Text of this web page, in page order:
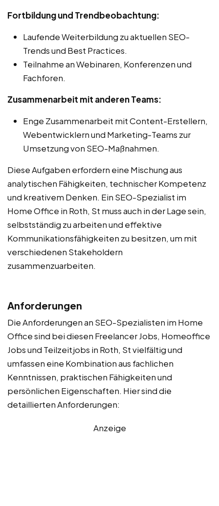
Fortbildung und Trendbeobachtung:
Laufende Weiterbildung zu aktuellen SEO-
Trends und Best Practices.
Teilnahme an Webinaren, Konferenzen und
Fachforen.
Zusammenarbeit mit anderen Teams:
Enge Zusammenarbeit mit Content-Erstellern,
Webentwicklern und Marketing-Teams zur
Umsetzung von SEO-Maßnahmen.
Diese Aufgaben erfordern eine Mischung aus
analytischen Fähigkeiten, technischer Kompetenz
und kreativem Denken. Ein SEO-Spezialist im
Home Office in Roth, St muss auch in der Lage sein,
selbstständig zu arbeiten und effektive
Kommunikationsfähigkeiten zu besitzen, um mit
verschiedenen Stakeholdern
zusammenzuarbeiten.
Anforderungen
Die Anforderungen an SEO-Spezialisten im Home
Office sind bei diesen Freelancer Jobs, Homeoffice
Jobs und Teilzeitjobs in Roth, St vielfältig und
umfassen eine Kombination aus fachlichen
Kenntnissen, praktischen Fähigkeiten und
persönlichen Eigenschaften. Hier sind die
detaillierten Anforderungen:
Anzeige